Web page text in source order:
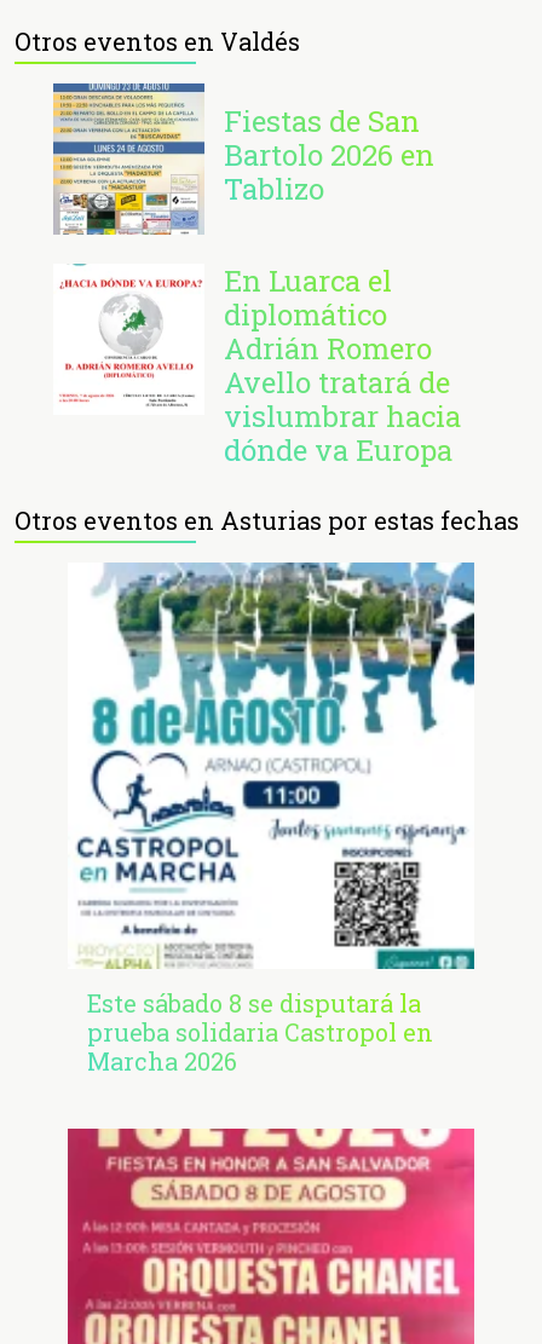
Otros eventos en Valdés
Fiestas de San
Bartolo 2026 en
Tablizo
En Luarca el
diplomático
Adrián Romero
Avello tratará de
vislumbrar hacia
dónde va Europa
Otros eventos en Asturias por estas fechas
Este sábado 8 se disputará la
prueba solidaria Castropol en
Marcha 2026